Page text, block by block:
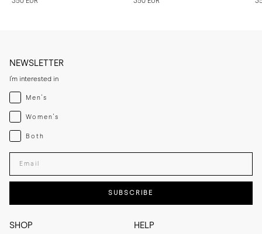
SHOP HELP
NEWSLETTER
I'm interested in
Menswear
Men's
Womenswear
Women's
Both
Both
Enter your email adress
SUBSCRIBE